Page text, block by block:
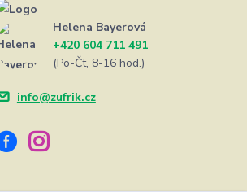
Helena Bayerová
+420 604 711 491
(Po-Čt, 8-16 hod.)
info@zufrik.cz